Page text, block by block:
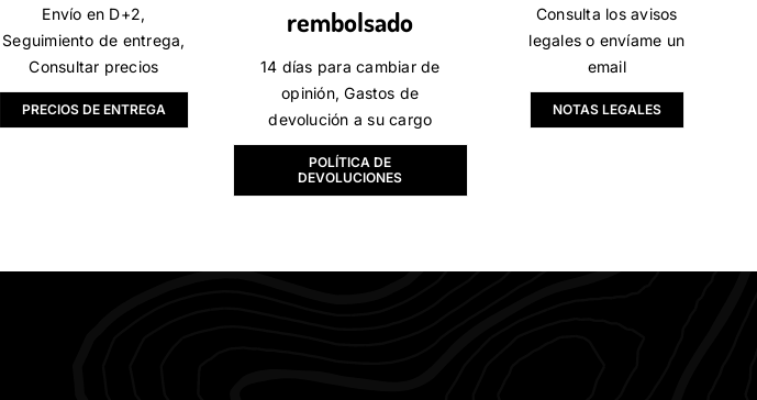
Envío en D+2,
Seguimiento de entrega,
Consultar precios
PRECIOS DE ENTREGA
rembolsado
14 días para cambiar de
opinión, Gastos de
devolución a su cargo
POLÍTICA DE
DEVOLUCIONES
Consulta los avisos
legales o envíame un
email
NOTAS LEGALES